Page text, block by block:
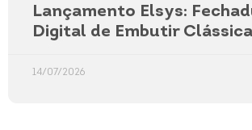
Lançamento Elsys:
Digital de Embutir Clássica
14/07/2026